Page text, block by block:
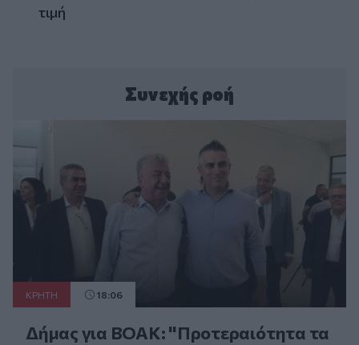
τιμή
Συνεχής ροή
ΚΡΗΤΗ 18:06
Δήμας για ΒΟΑΚ: "Προτεραιότητα τα